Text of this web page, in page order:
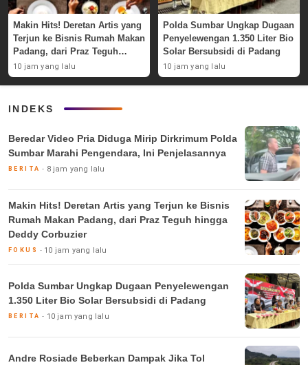
Makin Hits! Deretan Artis yang
Terjun ke Bisnis Rumah Makan
Padang, dari Praz Teguh
hingga Deddy Corbuzier
10 jam yang lalu
Polda Sumbar Ungkap Dugaan
Penyelewengan 1.350 Liter Bio
Solar Bersubsidi di Padang
10 jam yang lalu
INDEKS
Beredar Video Pria Diduga Mirip Dirkrimum Polda
Sumbar Marahi Pengendara, Ini Penjelasannya
BERITA 8 jam yang lalu
Makin Hits! Deretan Artis yang Terjun ke Bisnis
Rumah Makan Padang, dari Praz Teguh hingga
Deddy Corbuzier
FOKUS 10 jam yang lalu
Polda Sumbar Ungkap Dugaan Penyelewengan
1.350 Liter Bio Solar Bersubsidi di Padang
BERITA 10 jam yang lalu
Andre Rosiade Beberkan Dampak Jika Tol